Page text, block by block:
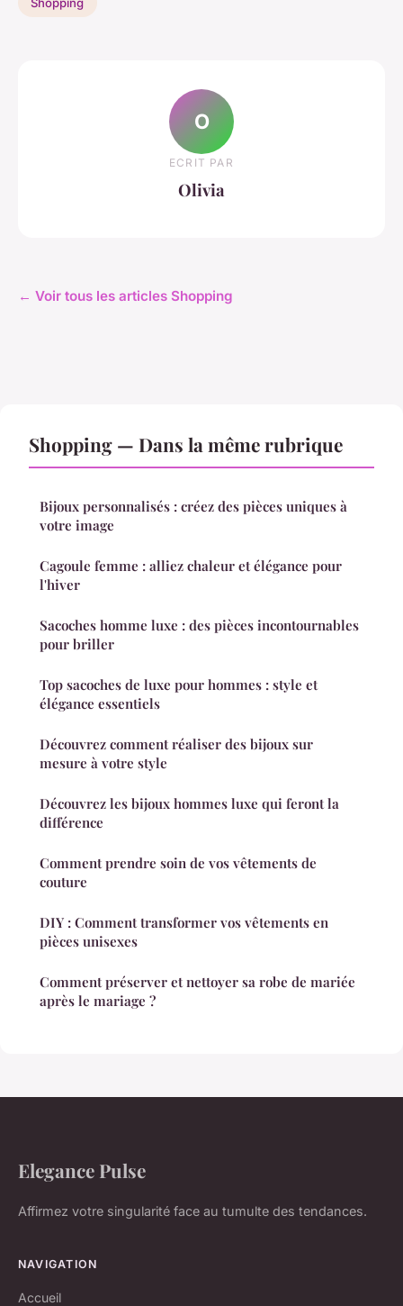
Shopping
O
ECRIT PAR
Olivia
← Voir tous les articles Shopping
Shopping — Dans la même rubrique
Bijoux personnalisés : créez des pièces uniques à
votre image
Cagoule femme : alliez chaleur et élégance pour
l'hiver
Sacoches homme luxe : des pièces incontournables
pour briller
Top sacoches de luxe pour hommes : style et
élégance essentiels
Découvrez comment réaliser des bijoux sur
mesure à votre style
Découvrez les bijoux hommes luxe qui feront la
différence
Comment prendre soin de vos vêtements de
couture
DIY : Comment transformer vos vêtements en
pièces unisexes
Comment préserver et nettoyer sa robe de mariée
après le mariage ?
Elegance Pulse
Affirmez votre singularité face au tumulte des tendances.
NAVIGATION
Accueil